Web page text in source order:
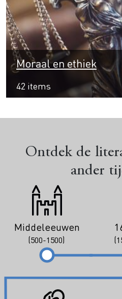
Moraal en ethiek
42 items
Ontdek de
ander
Middeleeuwen
(500-1500)